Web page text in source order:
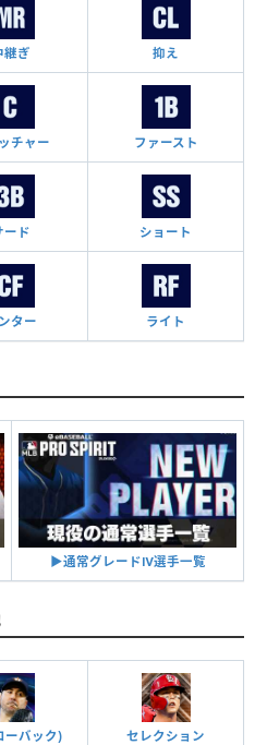
継ぎ 抑え
チャー ファースト
ード ショート
ター ライト
▶︎通常グレードⅣ選手一覧
ーバック) セレクション